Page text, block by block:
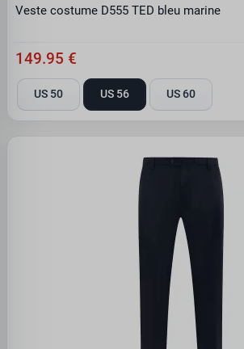
Veste costume D555 TED bleu marine
149.95 €
US 50 US 56 US 60